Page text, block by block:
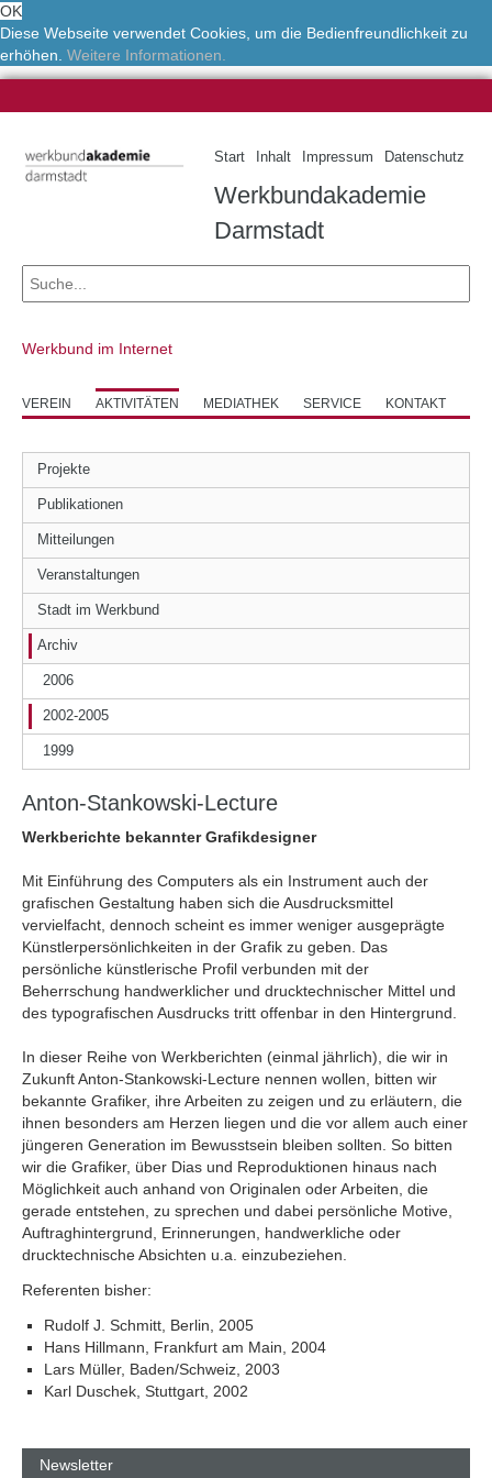
OK
Diese Webseite verwendet Cookies, um die Bedienfreundlichkeit zu
erhöhen. Weitere Informationen.
Start Inhalt Impressum Datenschutz
Werkbundakademie
Darmstadt
Werkbund im Internet
VEREIN AKTIVITÄTEN MEDIATHEK SERVICE KONTAKT
Projekte
Publikationen
Mitteilungen
Veranstaltungen
Stadt im Werkbund
Archiv
2006
2002-2005
1999
Anton-Stankowski-Lecture
Werkberichte bekannter Grafikdesigner
Mit Einführung des Computers als ein Instrument auch der
grafischen Gestaltung haben sich die Ausdrucksmittel
vervielfacht, dennoch scheint es immer weniger ausgeprägte
Künstlerpersönlichkeiten in der Grafik zu geben. Das
persönliche künstlerische Profil verbunden mit der
Beherrschung handwerklicher und drucktechnischer Mittel und
des typografischen Ausdrucks tritt offenbar in den Hintergrund.
In dieser Reihe von Werkberichten (einmal jährlich), die wir in
Zukunft Anton-Stankowski-Lecture nennen wollen, bitten wir
bekannte Grafiker, ihre Arbeiten zu zeigen und zu erläutern, die
ihnen besonders am Herzen liegen und die vor allem auch einer
jüngeren Generation im Bewusstsein bleiben sollten. So bitten
wir die Grafiker, über Dias und Reproduktionen hinaus nach
Möglichkeit auch anhand von Originalen oder Arbeiten, die
gerade entstehen, zu sprechen und dabei persönliche Motive,
Auftraghintergrund, Erinnerungen, handwerkliche oder
drucktechnische Absichten u.a. einzubeziehen.
Referenten bisher:
Rudolf J. Schmitt, Berlin, 2005
Hans Hillmann, Frankfurt am Main, 2004
Lars Müller, Baden/Schweiz, 2003
Karl Duschek, Stuttgart, 2002
Newsletter